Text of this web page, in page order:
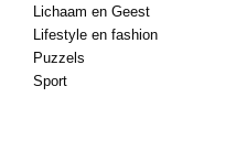
Lichaam en Geest
Lifestyle en fashion
Puzzels
Sport